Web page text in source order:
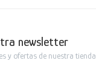
newsletter
y ofertas de nuestra tienda.